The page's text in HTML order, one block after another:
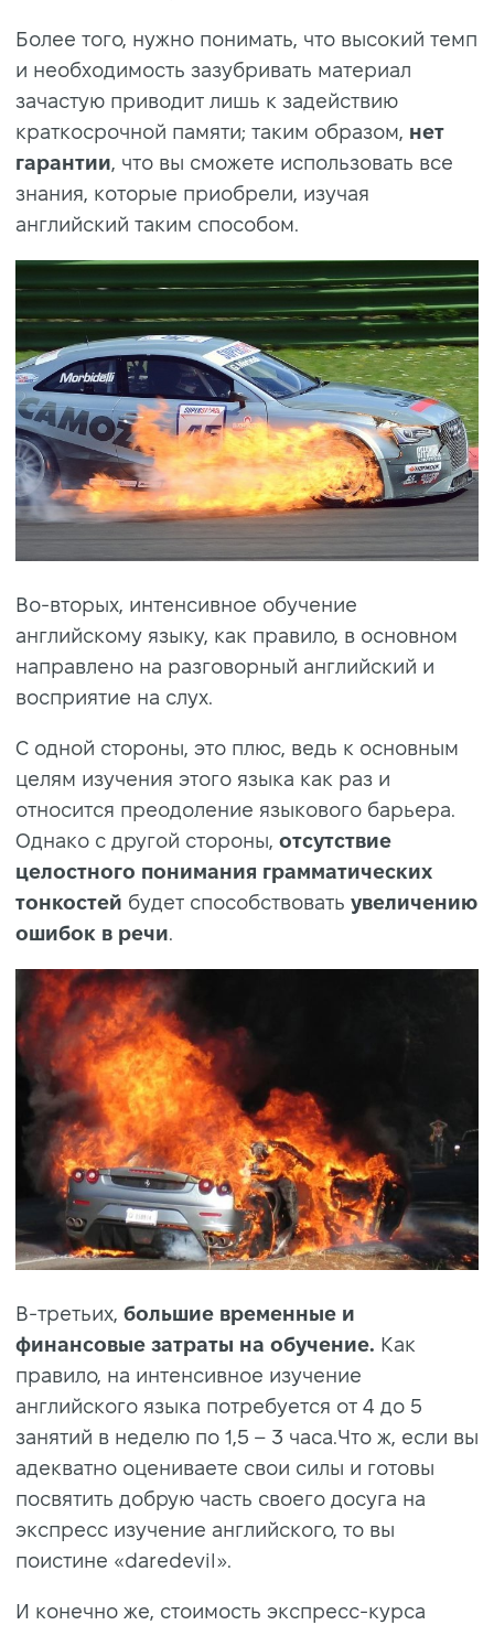
Более того, нужно понимать, что высокий темп
и необходимость зазубривать материал
зачастую приводит лишь к задействию
краткосрочной памяти; таким образом, нет
гарантии, что вы сможете использовать все
знания, которые приобрели, изучая
английский таким способом.
Во-вторых, интенсивное обучение
английскому языку, как правило, в основном
направлено на разговорный английский и
восприятие на слух.
С одной стороны, это плюс, ведь к основным
целям изучения этого языка как раз и
относится преодоление языкового барьера.
Однако с другой стороны, отсутствие
целостного понимания грамматических
тонкостей будет способствовать увеличению
ошибок в речи.
В-третьих, большие временные и
финансовые затраты на обучение. Как
правило, на интенсивное изучение
английского языка потребуется от 4 до 5
занятий в неделю по 1,5 – 3 часа.Что ж, если вы
адекватно оцениваете свои силы и готовы
посвятить добрую часть своего досуга на
экспресс изучение английского, то вы
поистине «daredevil».
И конечно же, стоимость экспресс-курса